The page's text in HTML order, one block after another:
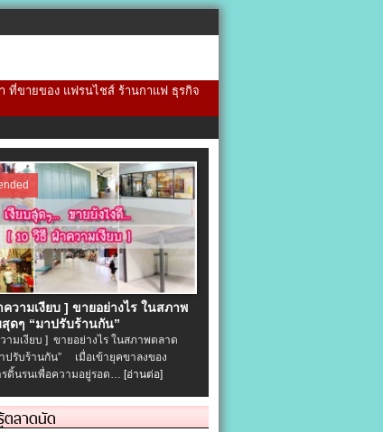
ที่ขายของ แฟรนไชส์ ร้านกาแฟ ธุรกิจ
วามเงียบ ] ขายอย่างไร ในสภาพ
สุดๆ “มาปรับร้านกัน”
ามเงียบ ] ขายอย่างไร ในสภาพตลาด
าปรับร้านกัน” เมื่อเข้ายุคขาลงของ
รดิ้นรนเพื่อความอยู่รอด… [อ่านต่อ]
ตลาดนัด